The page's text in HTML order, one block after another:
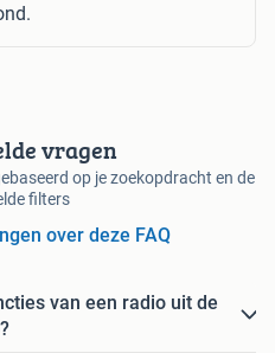
vragen
op je zoekopdracht en de
filters
over deze FAQ
van een radio uit de